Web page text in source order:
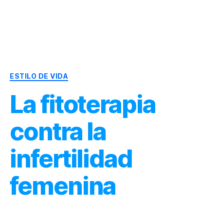
Terapia
Nutricional
y
Nutrición
ESTILO DE VIDA
La fitoterapia
contra la
infertilidad
femenina